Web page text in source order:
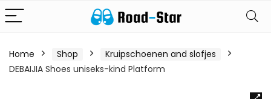
Home Shop
Kruipschoenen and slofjes
DEBAIJIA Shoes uniseks-kind Platform